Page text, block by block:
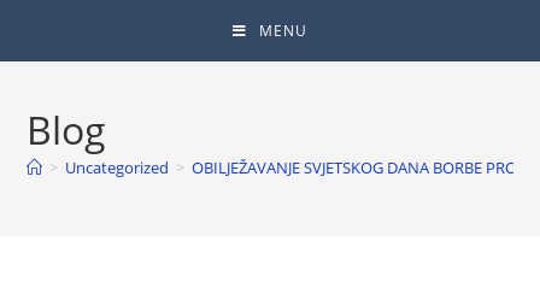
MENU
Blog
> Uncategorized > OBILJEŽAVANJE SVJETSKOG DANA BORBE